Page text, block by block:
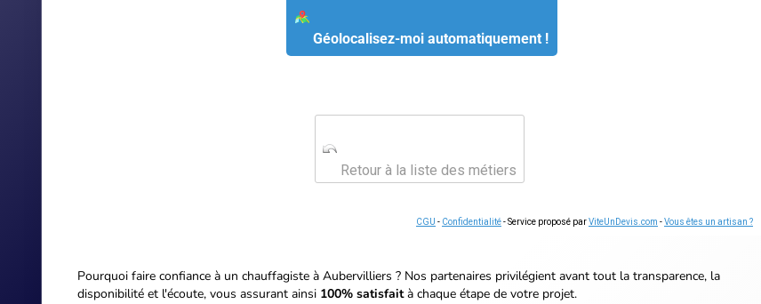
Géolocalisez-moi automatiquement !
Retour à la liste des métiers
CGU - Confidentialité- Service proposé parViteUnDevis.com -Vous êtes un artisan ?
Pourquoi faire confiance à un chauffagiste à Aubervilliers ? Nos partenaires privilégient avant tout la transparence, la
disponibilité et l'écoute, vous assurant ainsi 100% satisfaità chaque étape de votre projet.